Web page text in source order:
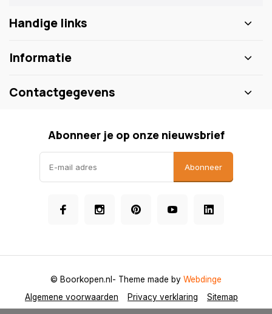
Handige links
Informatie
Contactgegevens
Abonneer je op onze nieuwsbrief
Abonneer
Algemene voorwaarden Privacy verklaring Sitemap
© Boorkopen.nl - Theme made by Webdinge